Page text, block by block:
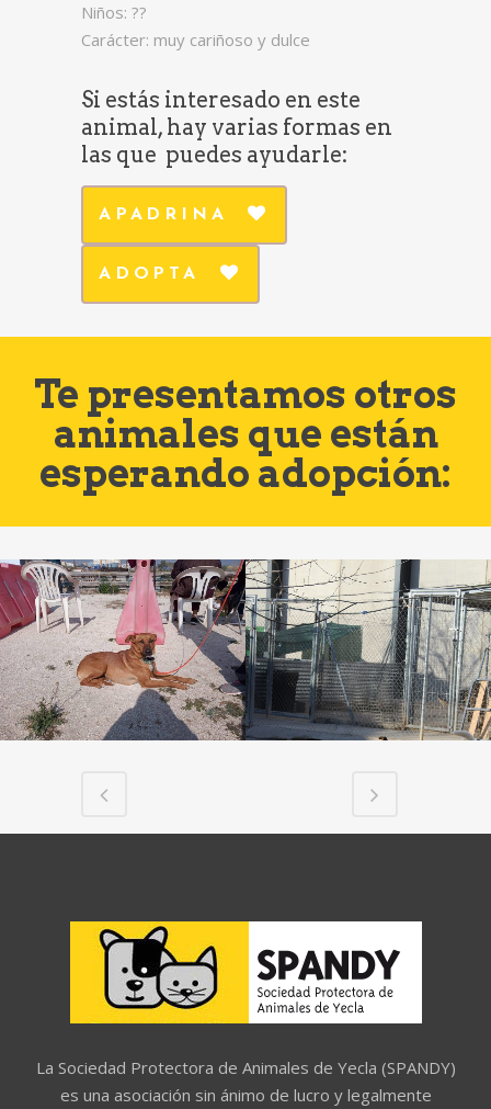
Niños: ??
Carácter: muy cariñoso y dulce
Si estás interesado en este
animal, hay varias formas en
las que puedes ayudarle:
APADRINA
ADOPTA
Te presentamos otros
animales que están
esperando adopción:
La Sociedad Protectora de Animales de Yecla (SPANDY)
es una asociación sin ánimo de lucro y legalmente